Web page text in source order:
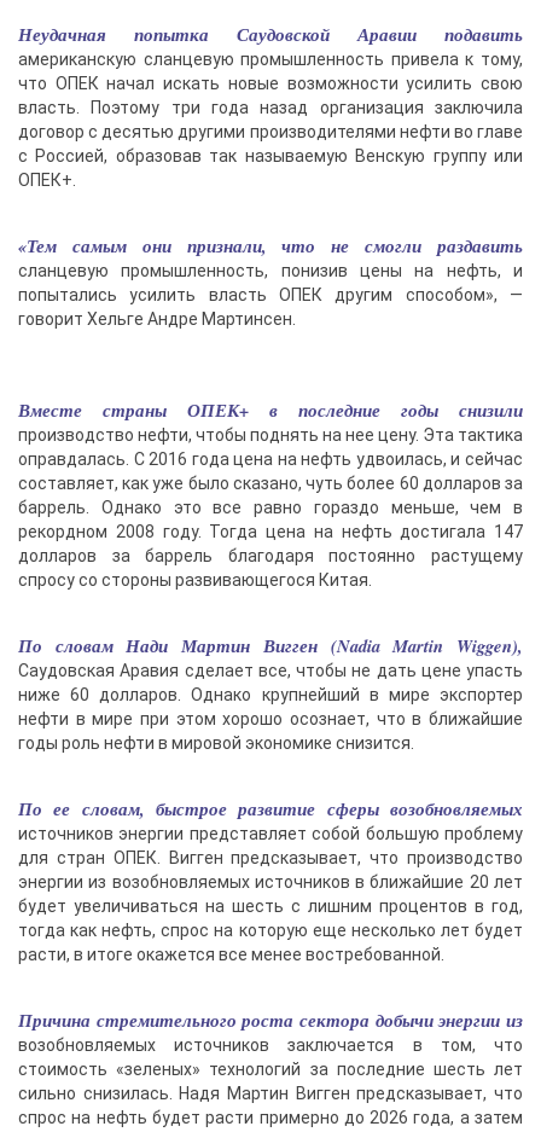
Неудачная попытка Саудовской Аравии подавить
американскую сланцевую промышленность привела к тому,
что ОПЕК начал искать новые возможности усилить свою
власть. Поэтому три года назад организация заключила
договор с десятью другими производителями нефти во главе
с Россией, образовав так называемую Венскую группу или
ОПЕК+.
«Тем самым они признали, что не смогли раздавить
сланцевую промышленность, понизив цены на нефть, и
попытались усилить власть ОПЕК другим способом», —
говорит Хельге Андре Мартинсен.
Вместе страны ОПЕК+ в последние годы снизили
производство нефти, чтобы поднять на нее цену. Эта тактика
оправдалась. С 2016 года цена на нефть удвоилась, и сейчас
составляет, как уже было сказано, чуть более 60 долларов за
баррель. Однако это все равно гораздо меньше, чем в
рекордном 2008 году. Тогда цена на нефть достигала 147
долларов за баррель благодаря постоянно растущему
спросу со стороны развивающегося Китая.
По словам Нади Мартин Вигген (Nadia Martin Wiggen),
Саудовская Аравия сделает все, чтобы не дать цене упасть
ниже 60 долларов. Однако крупнейший в мире экспортер
нефти в мире при этом хорошо осознает, что в ближайшие
годы роль нефти в мировой экономике снизится.
По ее словам, быстрое развитие сферы возобновляемых
источников энергии представляет собой большую проблему
для стран ОПЕК. Вигген предсказывает, что производство
энергии из возобновляемых источников в ближайшие 20 лет
будет увеличиваться на шесть с лишним процентов в год,
тогда как нефть, спрос на которую еще несколько лет будет
расти, в итоге окажется все менее востребованной.
Причина стремительного роста сектора добычи энергии из
возобновляемых источников заключается в том, что
стоимость «зеленых» технологий за последние шесть лет
сильно снизилась. Надя Мартин Вигген предсказывает, что
спрос на нефть будет расти примерно до 2026 года, а затем